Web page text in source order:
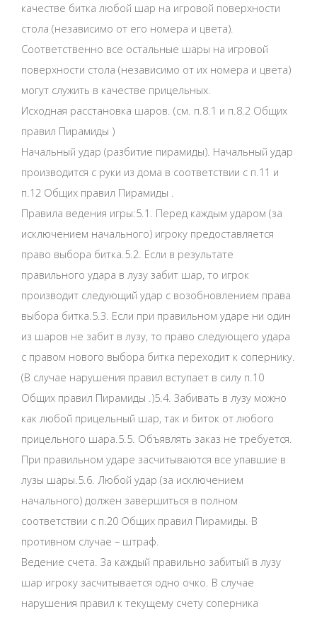
качестве битка любой шар на игровой поверхности
стола (независимо от его номера и цвета).
Соответственно все остальные шары на игровой
поверхности стола (независимо от их номера и цвета)
могут служить в качестве прицельных.
Исходная расстановка шаров. (см. п.8.1 и п.8.2 Общих
правил Пирамиды )
Начальный удар (разбитие пирамиды). Начальный удар
производится с руки из дома в соответствии с п.11 и
п.12 Общих правил Пирамиды .
Правила ведения игры:5.1. Перед каждым ударом (за
исключением начального) игроку предоставляется
право выбора битка.5.2. Если в результате
правильного удара в лузу забит шар, то игрок
производит следующий удар с возобновлением права
выбора битка.5.3. Если при правильном ударе ни один
из шаров не забит в лузу, то право следующего удара
c правом нового выбора битка переходит к сопернику.
(В случае нарушения правил вступает в силу п.10
Общих правил Пирамиды .)5.4. Забивать в лузу можно
как любой прицельный шар, так и биток от любого
прицельного шара.5.5. Объявлять заказ не требуется.
При правильном ударе засчитываются все упавшие в
лузы шары.5.6. Любой удар (за исключением
начального) должен завершиться в полном
соответствии с п.20 Общих правил Пирамиды. В
противном случае – штраф.
Ведение счета. За каждый правильно забитый в лузу
шар игроку засчитывается одно очко. В случае
нарушения правил к текущему счету соперника